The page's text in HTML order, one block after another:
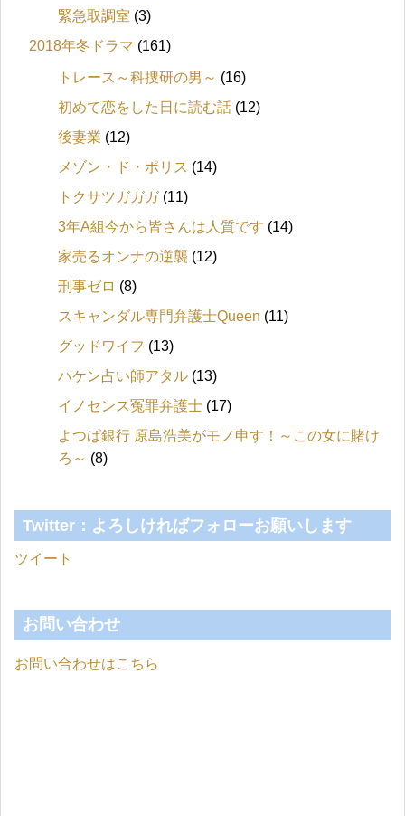
緊急取調室 (3)
2018年冬ドラマ (161)
トレース～科捜研の男～ (16)
初めて恋をした日に読む話 (12)
後妻業 (12)
メゾン・ド・ポリス (14)
トクサツガガガ(11)
3年A組今から皆さんは人質です (14)
家売るオンナの逆襲 (12)
刑事ゼロ (8)
スキャンダル専門弁護士Queen (11)
グッドワイフ (13)
ハケン占い師アタル (13)
イノセンス冤罪弁護士 (17)
よつば銀行 原島浩美がモノ申す！～この女に賭け
ろ～ (8)
Twitter：よろしければフォローお願いします
ツイート
お問い合わせ
お問い合わせはこちら